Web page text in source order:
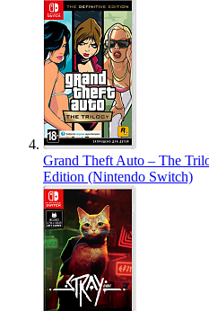
Grand Theft Auto – The
Edition (Nintendo Switch)